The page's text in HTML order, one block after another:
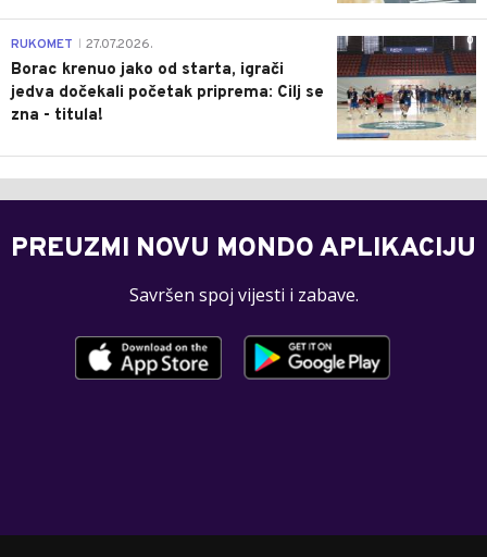
0
RUKOMET 27.07.2026.
Borac krenuo jako od starta, igrači
jedva dočekali početak priprema: Cilj se
zna - titula!
PREUZMI NOVU MONDO APLIKACIJU
Savršen spoj vijesti i zabave.